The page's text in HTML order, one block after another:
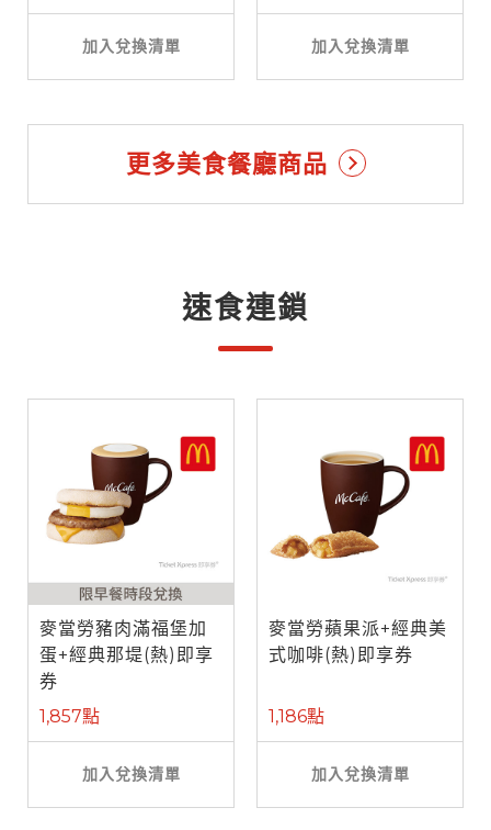
加入兌換清單 加入兌換清單
更多美食餐廳商品
速食連鎖
麥當勞豬肉滿福堡加
蛋+經典那堤(熱)即享
券
1,857點
加入兌換清單
麥當勞蘋果派+經典美
式咖啡(熱)即享券
1,186點
加入兌換清單